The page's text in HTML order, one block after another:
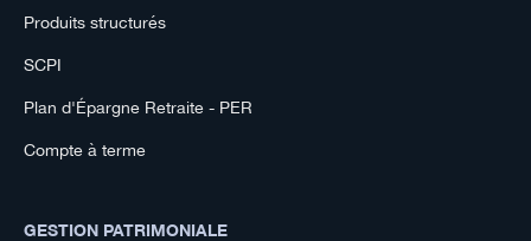
Produits structurés
SCPI
Plan d'Épargne Retraite - PER
Compte à terme
GESTION PATRIMONIALE